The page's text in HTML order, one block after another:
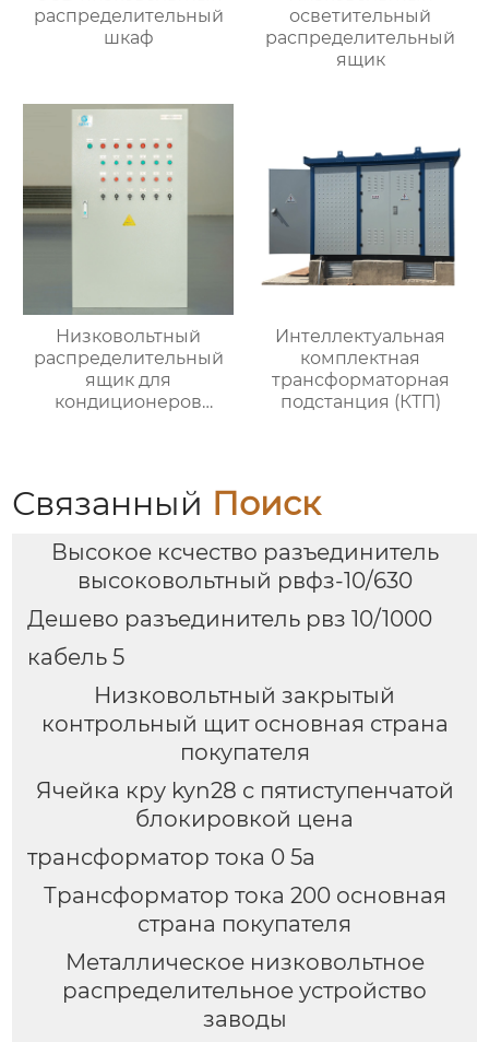
распределительный
шкаф
осветительный
распределительный
ящик
Низковольтный
распределительный
ящик для
кондиционеров
Интеллектуальная
комплектная
трансформаторная
подстанция (КТП)
Связанный Поиск
Высокое ксчество разъединитель
высоковольтный рвфз-10/630
Дешево разъединитель рвз 10/1000
кабель 5
Низковольтный закрытый
контрольный щит основная страна
покупателя
Ячейка кру kyn28 с пятиступенчатой
блокировкой цена
трансформатор тока 0 5а
Трансформатор тока 200 основная
страна покупателя
Металлическое низковольтное
распределительное устройство
заводы